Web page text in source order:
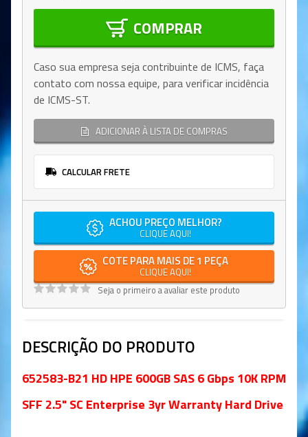
COMPRAR
Caso sua empresa seja contribuinte de ICMS, faça
contato com nossa equipe, para verificar incidência
de ICMS-ST.
ADICIONAR À LISTA DE COMPRAS
CALCULAR FRETE
ACHOU PREÇO MELHOR?
CLIQUE AQUI!
COTE PARA MAIS DE 1 PEÇA
CLIQUE AQUI!
Seja o primeiro a avaliar este produto
DESCRIÇÃO DO PRODUTO
652583-B21 HD HPE 600GB SAS 6 Gbps 10K RPM
SFF 2.5" SC Enterprise 3yr Warranty Hard Drive